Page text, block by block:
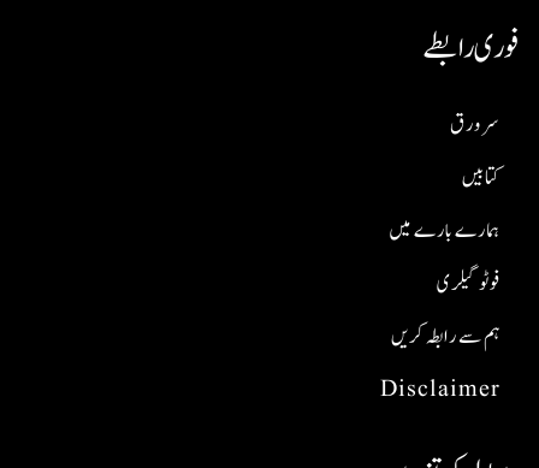
فوری رابطے
Disclaimer
ہم سے رابطہ کریں
فوٹو گیلری
ہمارے بارے میں
کتابیں
سر ورق